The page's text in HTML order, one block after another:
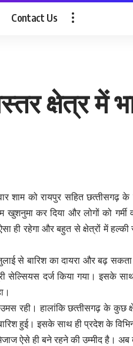
Contact Us
क्षेत्र में
शाम को रायपुर सहित छत्‍तीसगढ़ के
कर दिया और लोगों को
रहेगा और बहुत से क्षेत्रों में हल्की
से बारिश का दायरा और बढ़
सेल्सियस दर्ज किया गया। इसके
रही। हालांकि छत्‍तीसगढ़ के कुछ
हुई। इसके साथ ही प्रदेश के
ऐसे ही बने रहने की उम्मीद है।